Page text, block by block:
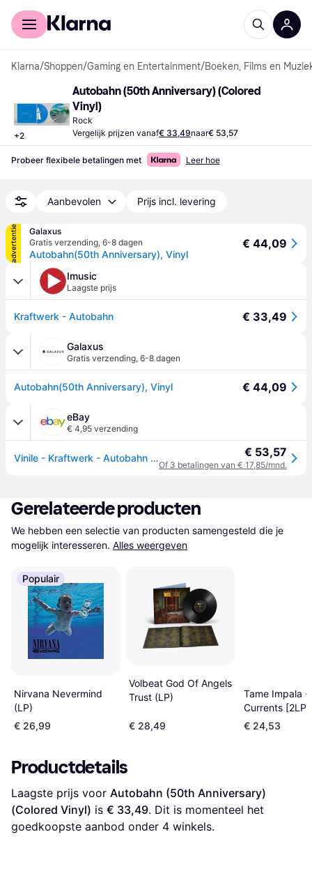
Voor shoppers
Klarna/Shoppen/Gaming en Entertainment/Boeken, Films en
+2
Autobahn (50th Anniversary) (Colored
Vinyl)
Rock
Vergelijk prijzen vanaf€ 33,49naar€ 53,57
Probeer flexibele betalingen met Leer hoe
Aanbevolen Prijs incl. levering
advertentie
Galaxus
Gratis verzending, 6-8 dagen
Autobahn(50th Anniversary), Vinyl
€ 44,09
Imusic
Laagste prijs
Kraftwerk - Autobahn € 33,49
Galaxus
Gratis verzending, 6-8 dagen
Autobahn(50th Anniversary), Vinyl € 44,09
eBay
€ 4,95 verzending
Vinile - Kraftwerk - Autobahn - Parlophone -N- nieuw € 53,57
Of 3 betalingen van € 17,85/mnd.
Gerelateerde producten
We hebben een selectie van producten samengesteld die je
mogelijk interesseren. Alles weergeven
Populair
Nirvana Nevermind
(LP)
€ 26,99
Volbeat God Of Angels
Trust (LP)
€ 28,49
Tame Impala -
Currents [2LP]
€ 24,53
Productdetails
Laagste prijs voor Autobahn (50th Anniversary)
(Colored Vinyl) is € 33,49. Dit is momenteel het
goedkoopste aanbod onder 4 winkels.